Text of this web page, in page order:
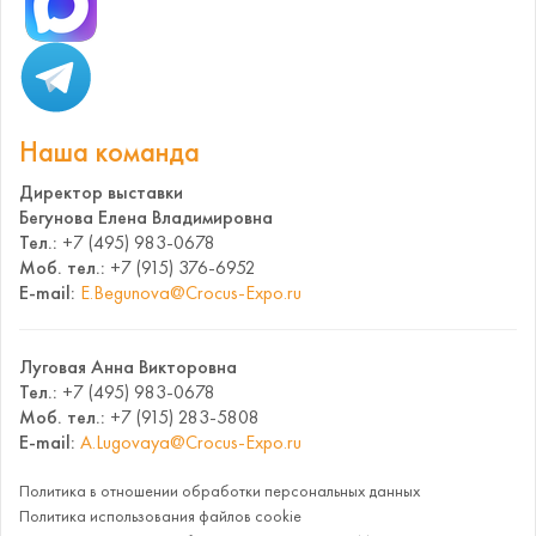
Наша команда
Директор выставки
Бегунова Елена Владимировна
Тел.: +7 (495) 983-0678
Моб. тел.: +7 (915) 376-6952
E-mail: E.Begunova@Crocus-Expo.ru
Луговая Анна Викторовна
Тел.: +7 (495) 983-0678
Моб. тел.: +7 (915) 283-5808
E-mail: A.Lugovaya@Crocus-Expo.ru
Политика в отношении обработки персональных данных
Политика использования файлов cookie